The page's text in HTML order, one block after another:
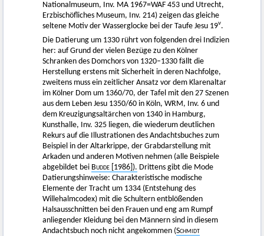
Nationalmuseum, Inv. MA 1967=WAF 453 und Utrecht,
Erzbischöfliches Museum, Inv. 214) zeigen das gleiche
seltene Motiv der Wasserglocke bei der Taufe Jesu 19v.
Die Datierung um 1330 rührt von folgenden drei Indizien
her: auf Grund der vielen Bezüge zu den Kölner
Schranken des Domchors von 1320–1330 fällt die
Herstellung erstens mit Sicherheit in deren Nachfolge,
zweitens muss ein zeitlicher Ansatz vor dem Klarenaltar
im Kölner Dom um 1360/70, der Tafel mit den 27 Szenen
aus dem Leben Jesu 1350/60 in Köln, WRM, Inv. 6 und
dem Kreuzigungsaltärchen von 1340 in Hamburg,
Kunsthalle, Inv. 325 liegen, die wiederum deutlichen
Rekurs auf die Illustrationen des Andachtsbuches zum
Beispiel in der Altarkrippe, der Grabdarstellung mit
Arkaden und anderen Motiven nehmen (alle Beispiele
abgebildet bei Budde [1986]). Drittens gibt die Mode
Datierungshinweise: Charakteristische modische
Elemente der Tracht um 1334 (Entstehung des
Willehalmcodex) mit die Schultern entblößenden
Halsausschnitten bei den Frauen und eng am Rumpf
anliegender Kleidung bei den Männern sind in diesem
Andachtsbuch noch nicht angekommen (Schmidt